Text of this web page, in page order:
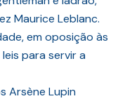
Maurice Leblanc.
em oposição às
para servir a
Arsène Lupin